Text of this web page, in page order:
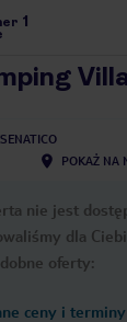
1
POKAŻ NA
nie jest
dla
oferty:
ceny i terminy